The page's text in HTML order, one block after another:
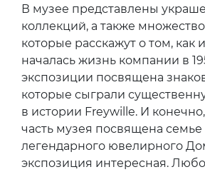
В музее представлены
коллекций, а также
которые расскажут о том, как
началась жизнь компании в
экспозиции посвящена
которые сыграли
в истории Freywille. И
часть музея посвящена семье
легендарного ювелирного
экспозиция интересная.